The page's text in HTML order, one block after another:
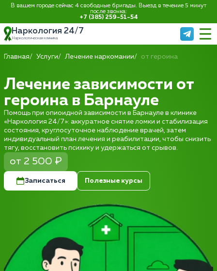
В вашем городе сейчас 4 свободные бригады. Выезд в течение 5 минут
после звонка:
+7 (385) 259-51-54
Наркология 24/7
Наркологическая клиника
Главная Услуги Лечение наркомании от героина
Лечение зависимости от
героина в Барнауле
Помощь при опиоидной зависимости в Барнауле в клинике
«Наркология 24/7»: аккуратное снятие ломки и стабилизация
состояния, круглосуточное наблюдение врачей, затем
индивидуальный план лечения и реабилитации, чтобы снизить
тягу, восстановить психику и удержаться от срывов.
от 2 500 ₽
Записаться Полезные курсы